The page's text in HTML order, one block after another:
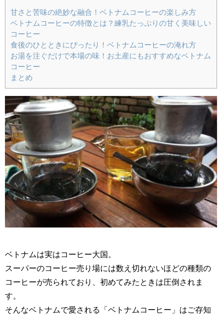
甘さと苦味の絶妙な融合！ベトナムコーヒーの楽しみ方
ベトナムコーヒーの特徴とは？練乳たっぷりの甘く美味しい
コーヒー
食後のひとときにぴったり！ベトナムコーヒーの淹れ方
お湯を注ぐだけで本場の味！お土産にもおすすめなベトナム
コーヒー
まとめ
ベトナムは実はコーヒー大国。
スーパーのコーヒー売り場には数え切れないほどの種類の
コーヒーが売られており、初めてみたときは圧倒されま
す。
そんなベトナムで愛される「ベトナムコーヒー」はご存知